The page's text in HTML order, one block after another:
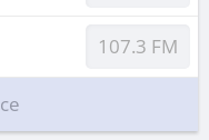
107.3 FM